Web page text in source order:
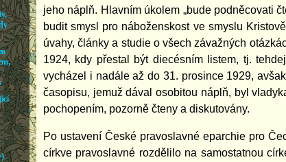
jeho náplň. Hlavním úkolem „bude podněcovati
budit smysl pro náboženskost ve smyslu
úvahy, články a studie o všech závažných
1924, kdy přestal být diecésním listem, tj.
vycházel i nadále až do 31. prosince 1929,
časopisu, jemuž dával osobitou náplň, byl
pochopením, pozorně čteny a diskutovány.
Po ustavení České pravoslavné eparchie pro
církve pravoslavné rozdělilo na samostatnou